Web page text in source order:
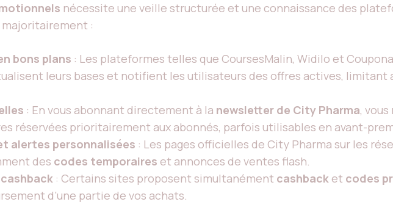
nécessite une veille structurée et une connaissance des
majoritairement :
bons plans : Les plateformes telles que CoursesMalin, Widilo et
leurs bases et notifient les utilisateurs des offres actives, limitant
: En vous abonnant directement à la newsletter de City Pharma,
réservées prioritairement aux abonnés, parfois utilisables en avant-
alertes personnalisées : Les pages officielles de City Pharma sur les
des codes temporaires et annonces de ventes flash.
: Certains sites proposent simultanément cashback et codes
d’une partie de vos achats.